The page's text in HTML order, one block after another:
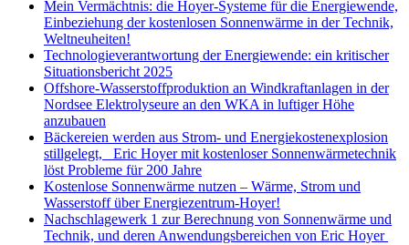
Mein Vermächtnis: die Hoyer-Systeme für die Energiewende,
Einbeziehung der kostenlosen Sonnenwärme in der Technik,
Weltneuheiten!
Technologieverantwortung der Energiewende: ein kritischer
Situationsbericht 2025
Offshore-Wasserstoffproduktion an Windkraftanlagen in der
Nordsee Elektrolyseure an den WKA in luftiger Höhe
anzubauen
Bäckereien werden aus Strom- und Energiekostenexplosion
stillgelegt, Eric Hoyer mit kostenloser Sonnenwärmetechnik
löst Probleme für 200 Jahre
Kostenlose Sonnenwärme nutzen – Wärme, Strom und
Wasserstoff über Energiezentrum-Hoyer!
Nachschlagewerk 1 zur Berechnung von Sonnenwärme und
Technik, und deren Anwendungsbereichen von Eric Hoyer